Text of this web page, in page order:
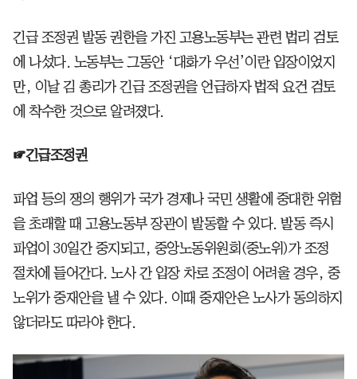
긴급 조정권 발동 권한을 가진 고용노동부는 관련 법리 검토
에 나섰다. 노동부는 그동안 ‘대화가 우선’이란 입장이었지
만, 이날 김 총리가 긴급 조정권을 언급하자 법적 요건 검토
에 착수한 것으로 알려졌다.
☞긴급조정권
파업 등의 쟁의 행위가 국가 경제나 국민 생활에 중대한 위험
을 초래할 때 고용노동부 장관이 발동할 수 있다. 발동 즉시
파업이 30일간 중지되고, 중앙노동위원회(중노위)가 조정
절차에 들어간다. 노사 간 입장 차로 조정이 어려울 경우, 중
노위가 중재안을 낼 수 있다. 이때 중재안은 노사가 동의하지
않더라도 따라야 한다.